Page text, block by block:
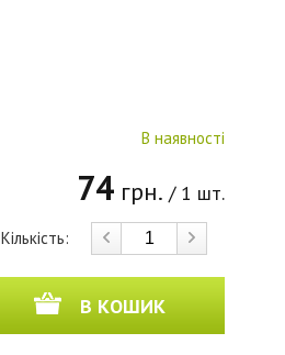
В наявності
74 грн. / 1 шт.
Кількість:
В КОШИК